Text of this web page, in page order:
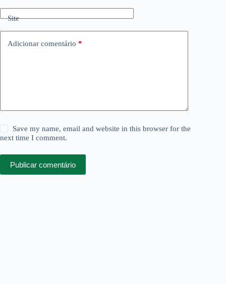
Site
Adicionar comentário *
Save my name, email and website in this browser for the
next time I comment.
Publicar comentário